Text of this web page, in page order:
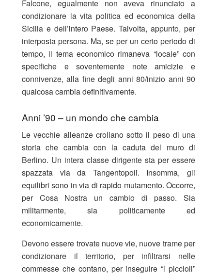
Falcone, egualmente non aveva rinunciato a
condizionare la vita politica ed economica della
Sicilia e dell’intero Paese. Talvolta, appunto, per
interposta persona. Ma, se per un certo periodo di
tempo, il tema economico rimaneva “locale” con
specifiche e soventemente note amicizie e
connivenze, alla fine degli anni 80/inizio anni 90
qualcosa cambia definitivamente.
Anni ’90 – un mondo che cambia
Le vecchie alleanze crollano sotto il peso di una
storia che cambia con la caduta del muro di
Berlino. Un intera classe dirigente sta per essere
spazzata via da Tangentopoli. Insomma, gli
equilibri sono in via di rapido mutamento. Occorre,
per Cosa Nostra un cambio di passo. Sia
militarmente, sia politicamente ed
economicamente.
Devono essere trovate nuove vie, nuove trame per
condizionare il territorio, per infiltrarsi nelle
commesse che contano, per inseguire “i piccioli”